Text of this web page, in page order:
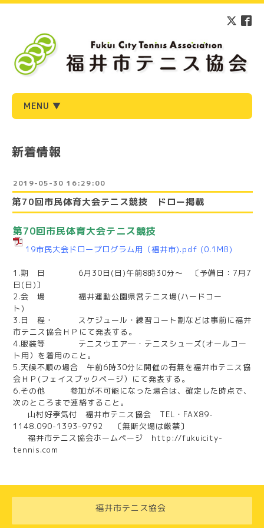
MENU ▼
新着情報
2019-05-30 16:29:00
第70回市民体育大会テニス競技 ドロー掲載
第70回市民体育大会テニス競技
19市民大会ドロープログラム用（福井市).pdf (0.1MB)
1.期 日 6月30日(日)午前8時30分～ 〔予備日：7月7
日(日)〕
2.会 場 福井運動公園県営テニス場(ハードコー
ト)
3.日 程・ スケジュール・練習コート割などは事前に福井
市テニス協会ＨＰにて発表する。
4.服装等 テニスウエア―・テニスシューズ(オールコー
ト用）を着用のこと。
5.天候不順の場合 午前6時30分に開催の有無を福井市テニス協
会ＨＰ(フェイスブックページ）にて発表する。
6.その他 参加が不可能になった場合は、確定した時点で、
次のところまで連絡すること。
山村好孝気付 福井市テニス協会 TEL・FAX89-
1148.090-1393-9792 〔無断欠場は厳禁〕
福井市テニス協会ホームページ http://fukuicity-
tennis.com
福井市テニス協会